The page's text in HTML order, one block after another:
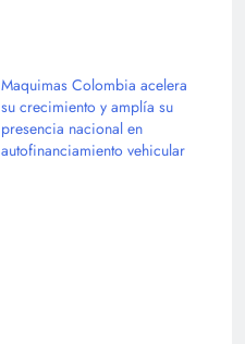
Maquimas Colombia acelera
su crecimiento y amplía su
presencia nacional en
autofinanciamiento vehicular